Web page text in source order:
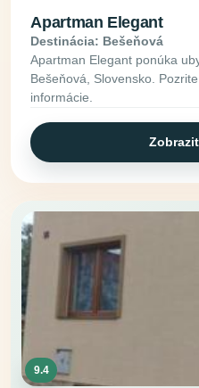
Apartman Elegant
Destinácia: Bešeňová
Apartman Elegant ponúka
Bešeňová, Slovensko.
informácie.
9.4